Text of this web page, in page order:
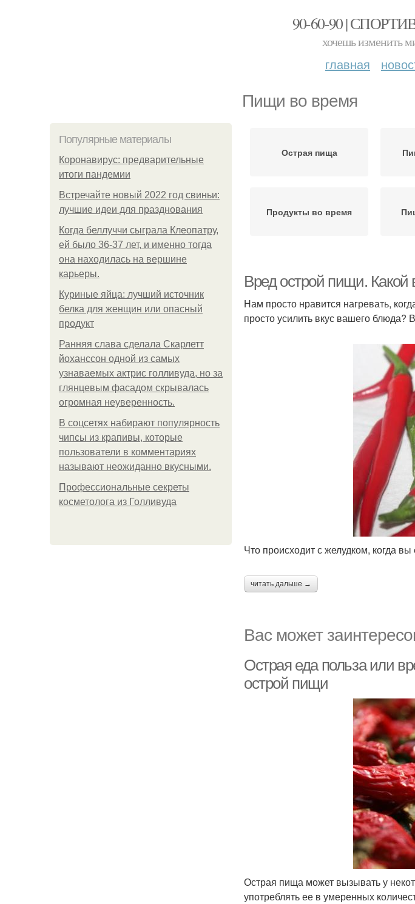
90-60-90 |
хочешь изменить
главная
Пищи во время
Популярные материалы
Коронавирус: предварительные
итоги пандемии
Встречайте новый 2022 год свиньи:
лучшие идеи для празднования
Когда беллуччи сыграла Клеопатру,
ей было 36-37 лет, и именно тогда
она находилась на вершине
карьеры.
Куриные яйца: лучший источник
белка для женщин или опасный
продукт
Ранняя слава сделала Скарлетт
йоханссон одной из самых
узнаваемых актрис голливуда, но за
глянцевым фасадом скрывалась
огромная неуверенность.
В соцсетях набирают популярность
чипсы из крапивы, которые
пользователи в комментариях
называют неожиданно вкусными.
Профессиональные секреты
косметолога из Голливуда
Острая пища
Продукты во время
Вред острой пищи. Какой
Нам просто нравится нагревать,
просто усилить вкус вашего блюда?
Что происходит с желудком, когда
читать дальше →
Вас может
Острая еда польза или
острой пищи
Острая пища может вызывать у
употреблять ее в умеренных